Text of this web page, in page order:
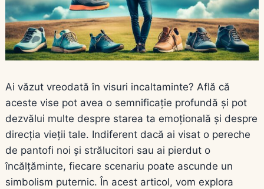
Ai văzut vreodată în visuri incaltaminte? Află că
aceste vise pot avea o semnificație profundă și pot
dezvălui multe despre starea ta emoțională și despre
direcția vieții tale. Indiferent dacă ai visat o pereche
de pantofi noi și strălucitori sau ai pierdut o
încălțăminte, fiecare scenariu poate ascunde un
simbolism puternic. În acest articol, vom explora